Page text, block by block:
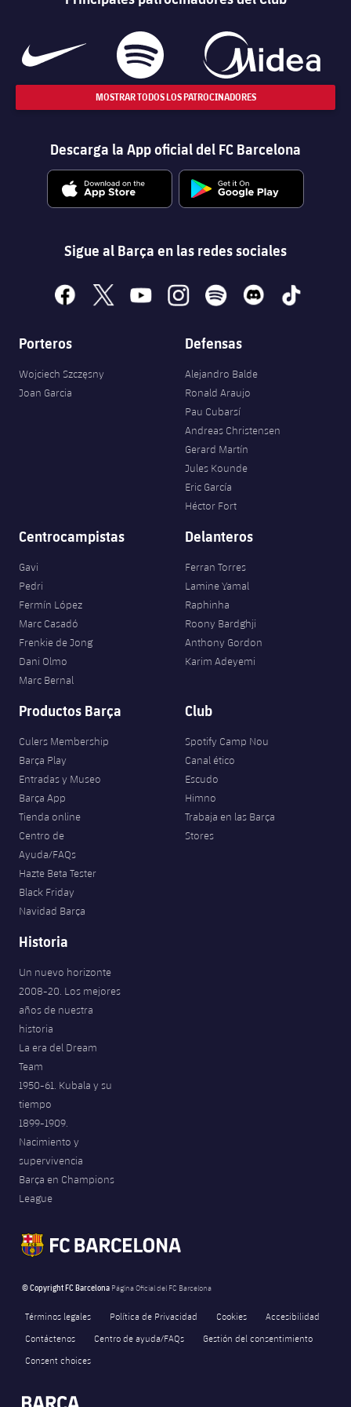
MOSTRAR TODOS LOS PATROCINADORES
Descarga la App oficial del FC Barcelona
Sigue al Barça en las redes sociales
facebook
x youtubeinstagramspotify discord tiktok
Porteros
Wojciech Szczęsny
Joan Garcia
Defensas
Alejandro Balde
Ronald Araujo
Pau Cubarsí
Andreas Christensen
Gerard Martín
Jules Kounde
Eric García
Héctor Fort
Centrocampistas
Gavi
Pedri
Fermín López
Marc Casadó
Frenkie de Jong
Dani Olmo
Marc Bernal
Delanteros
Ferran Torres
Lamine Yamal
Raphinha
Roony Bardghji
Anthony Gordon
Karim Adeyemi
Productos Barça
Culers Membership
Barça Play
Entradas y Museo
Barça App
Tienda online
Centro de
Ayuda/FAQs
Hazte Beta Tester
Black Friday
Navidad Barça
Club
Spotify Camp Nou
Canal ético
Escudo
Himno
Trabaja en las Barça
Stores
Historia
Un nuevo horizonte
2008-20. Los mejores
años de nuestra
historia
La era del Dream
Team
1950-61. Kubala y su
tiempo
1899-1909.
Nacimiento y
supervivencia
Barça en Champions
League
© Copyright FC Barcelona Página Oficial del FC Barcelona
Términos legales Política de Privacidad Cookies
Accesibilidad
Contáctenos
Centro de ayuda/FAQs
Gestión del consentimiento
Consent choices